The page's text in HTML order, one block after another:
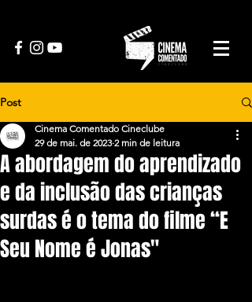
Post
A abordagem do aprendizado
e da inclusão das crianças
surdas é o tema do filme “E
Seu Nome é Jonas"
Cinema Comentado Cineclube
29 de mai. de 2023 2 min de leitura